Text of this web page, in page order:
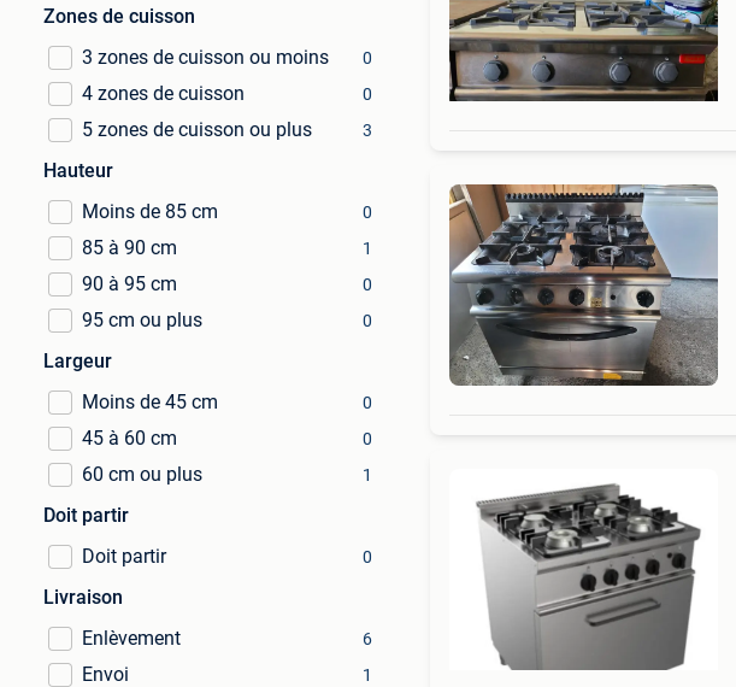
Zones de cuisson
3 zones de cuisson ou moins
0
4 zones de cuisson 0
5 zones de cuisson ou plus 3
Hauteur
Moins de 85 cm
0
85 à 90 cm 1
90 à 95 cm 0
95 cm ou plus 0
Largeur
Moins de 45 cm
0
45 à 60 cm 0
60 cm ou plus 1
Doit partir
Doit partir
0
Livraison
Enlèvement
6
Envoi 1